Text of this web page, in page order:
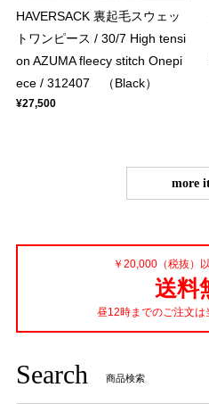
HAVERSACK 裏起毛スウェッ
トワンピース / 30/7 High tensi
on AZUMA fleecy stitch Onepi
ece / 312407 （Black）
¥27,500
more
￥20,000（税抜）
送料
昼12時までのご注文は
Search 商品検索